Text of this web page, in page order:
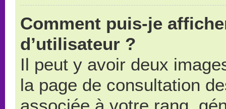
Comment puis-je
d’utilisateur ?
Il peut y avoir deux
la page de consultation